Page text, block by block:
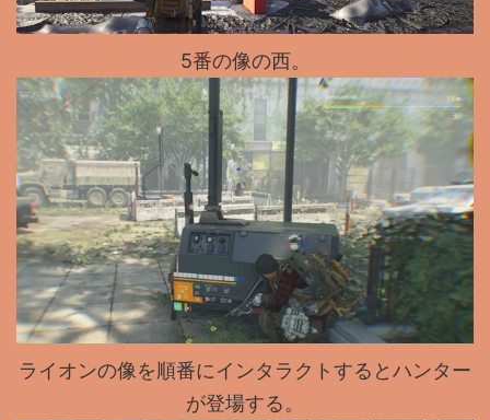
5番の像の西。
ライオンの像を順番にインタラクトするとハンター
が登場する。